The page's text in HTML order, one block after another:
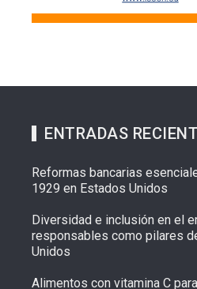
ENTRADAS
Reformas bancarias
1929 en Estados Unidos
Diversidad e inclusión en el
responsables como pilares
Unidos
Alimentos con vitamina C